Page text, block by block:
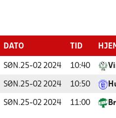
DATO TID
SØN.25-02 2024 10:40
SØN.25-02 2024 10:50
SØN.25-02 2024 11:00